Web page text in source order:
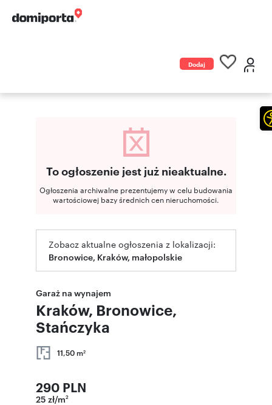
Dodaj
To ogłoszenie jest już nieaktualne.
Ogłoszenia archiwalne prezentujemy w celu budowania
wartościowej bazy średnich cen nieruchomości.
Zobacz aktualne ogłoszenia z lokalizacji:
Bronowice, Kraków, małopolskie
Garaż na wynajem
Kraków, Bronowice,
Stańczyka
11,50 m2
290 PLN
25 zł/m2